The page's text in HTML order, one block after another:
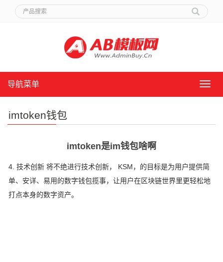
导
导航菜单
imtoken钱包
imtoken是im钱包啥啊
4. 技术创新 将不绝进行技术创新， KSM，的目标是为用户提供简
单、安详、易用的数字钱包揽事，让用户在区块链世界里更轻松地
打点本身的数字资产。